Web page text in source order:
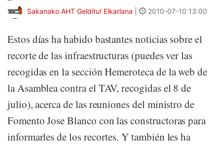
Sakanako AHT Gelditu! Elkarlana 2010-07-10 13:00
Estos días ha habido bastantes noticias sobre el
recorte de las infraestructuras (puedes ver las
recogidas en la sección Hemeroteca de la web de
la Asamblea contra el TAV, recogidas el 8 de
julio), acerca de las reuniones del ministro de
Fomento Jose Blanco con las constructoras para
informarles de los recortes. Y también les ha